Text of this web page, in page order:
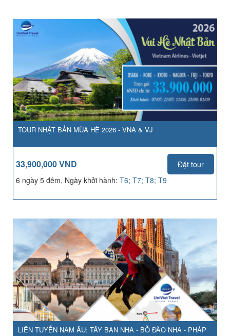
TOUR NHẬT BẢN MÙA HÈ 2026 - VNA & VJ
33,900,000 VND
Đặt tour
6 ngày 5 đêm, Ngày khởi hành: T6; T7; T8; T9
LIÊN TUYẾN NAM ÂU: TÂY BAN NHA - BỒ ĐÀO NHA - PHÁP